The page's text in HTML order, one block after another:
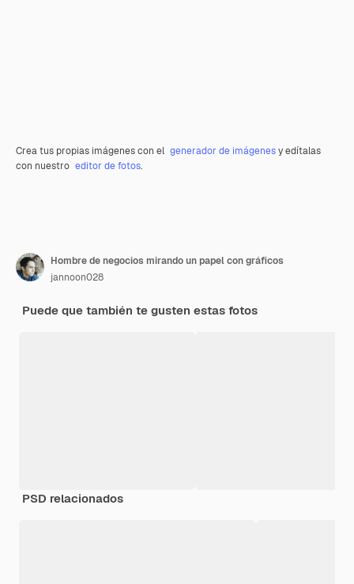
Crea tus propias imágenes con el generador de imágenesy edítalas
con nuestro editor de fotos.
Hombre de negocios mirando un papel con gráficos
jannoon028
Puede que también te gusten estas fotos
PSD relacionados